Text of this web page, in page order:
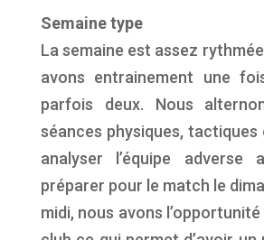
Semaine type
La semaine est assez
avons entrainement une
parfois deux. Nous
séances physiques, tactiques
analyser l’équipe adverse
préparer pour le match le
midi, nous avons